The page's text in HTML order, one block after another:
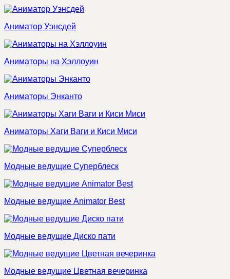
Аниматор Уэнсдей
Аниматоры на Хэллоуин
Аниматоры Энканто
Аниматоры Хаги Ваги и Киси Миси
Модные ведущие Суперблеск
Модные ведущие Animator Best
Модные ведущие Диско пати
Модные ведущие Цветная вечеринка